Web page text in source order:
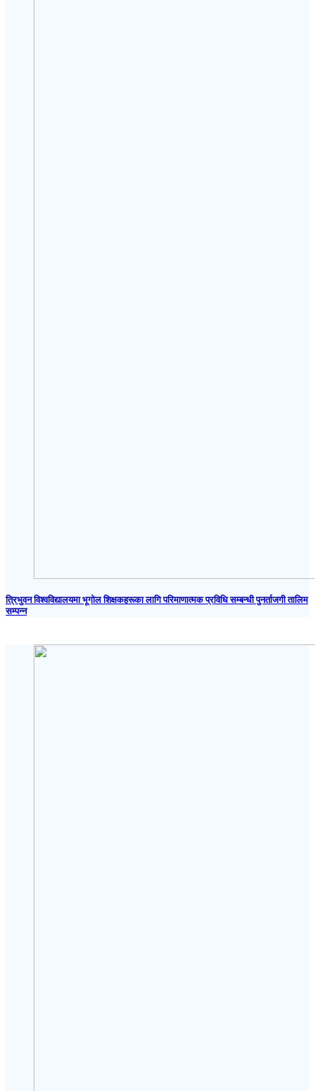
त्रिभुवन विश्वविद्यालयमा भूगोल शिक्षकहरूका लागि परिमाणात्मक प्रविधि सम्बन्धी पुनर्ताजगी तालिम
सम्पन्न